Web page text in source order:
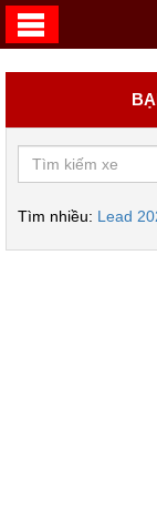
Tìm nhiều: Lead